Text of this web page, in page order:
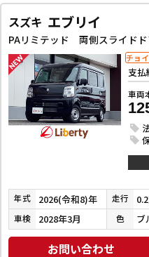
スズキ エブリイ
支払
車両
チョ
年式 2026(令和8)年 走行
車検 2028年3月 色
お問い合わせ